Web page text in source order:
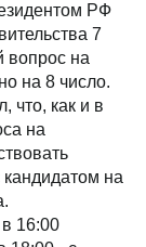
РФ
7
вопрос на
на 8 число.
что, как и в
на
кандидатом на
16:00